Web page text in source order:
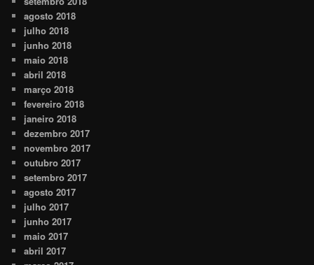
agosto 2018
julho 2018
junho 2018
maio 2018
abril 2018
março 2018
fevereiro 2018
janeiro 2018
dezembro 2017
novembro 2017
outubro 2017
setembro 2017
agosto 2017
julho 2017
junho 2017
maio 2017
abril 2017